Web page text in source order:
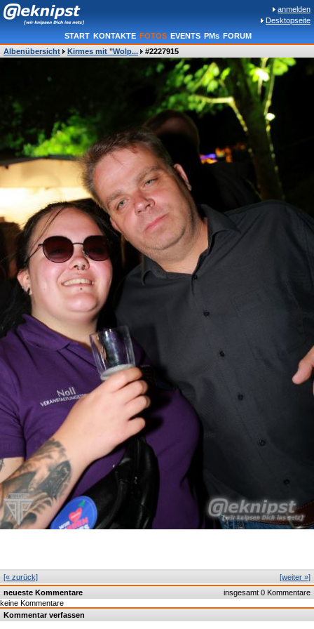
anmelden
Desktopseite
START KONTAKTE FOTOS EVENTS PMs FORUM
Albenübersicht
Kirmes mit "Wolp... #2227915
[weiter »]
[« zurück]
insgesamt 0 Kommentare
neueste Kommentare
keine Kommentare
Kommentar verfassen